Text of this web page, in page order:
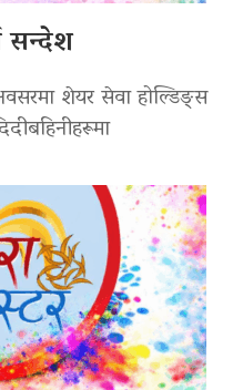
सन्देश
शेयर सेवा होल्डिङ्स